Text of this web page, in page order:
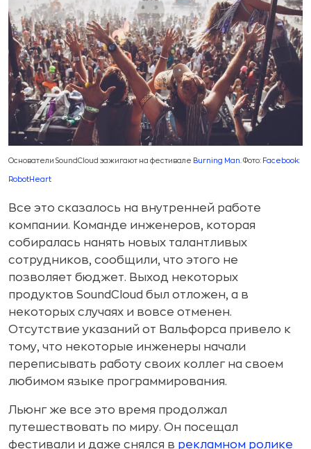
Основатели SoundCloud зажигают на фестивале Burning Man . Фото: Facebook:
RobotHeart
Все это сказалось на внутренней работе
компании. Команде инженеров, которая
собиралась нанять новых талантливых
сотрудников, сообщили, что этого не
позволяет бюджет. Выход некоторых
продуктов SoundCloud был отложен, а в
некоторых случаях и вовсе отменен.
Отсутствие указаний от Вальфорса привело к
тому, что некоторые инженеры начали
переписывать работу своих коллег на своем
любимом языке программирования.
Льюнг же все это время продолжал
путешествовать по миру. Он посещал
фестивали и даже снялся в рекламном ролике